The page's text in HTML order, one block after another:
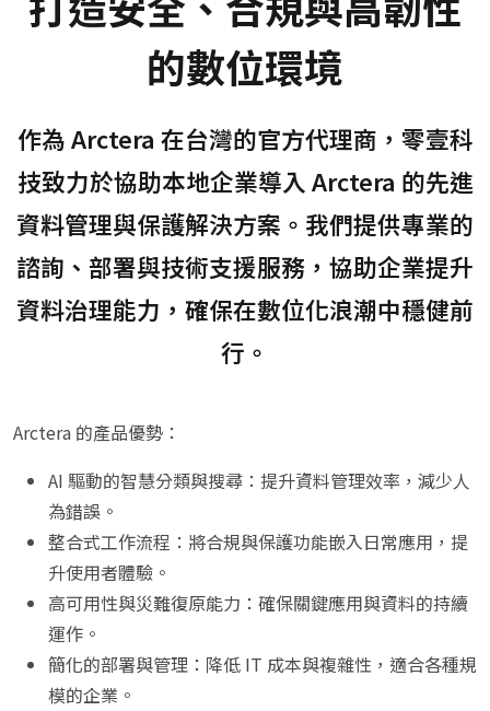
的數位環境
作為 Arctera 在台灣的官方代理商，零壹科
技致力於協助本地企業導入 Arctera 的先進
資料管理與保護解決方案。​我們提供專業的
諮詢、部署與技術支援服務，協助企業提升
資料治理能力，確保在數位化浪潮中穩健前
行。
Arctera 的產品優勢：
AI 驅動的智慧分類與搜尋：​提升資料管理效率，減少人
為錯誤。
整合式工作流程：​將合規與保護功能嵌入日常應用，提
升使用者體驗。
高可用性與災難復原能力：​確保關鍵應用與資料的持續
運作。
簡化的部署與管理：​降低 IT 成本與複雜性，適合各種規
模的企業。